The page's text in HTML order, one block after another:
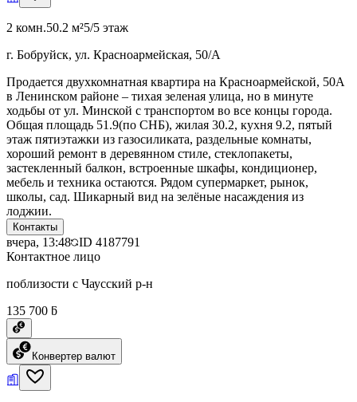
2 комн.50.2 м²5/5 этаж
г. Бобруйск, ул. Красноармейская, 50/А
Продается двухкомнатная квартира на Красноармейской, 50А
в Ленинском районе – тихая зеленая улица, но в минуте
ходьбы от ул. Минской с транспортом во все концы города.
Общая площадь 51.9(по СНБ), жилая 30.2, кухня 9.2, пятый
этаж пятиэтажки из газосиликата, раздельные комнаты,
хороший ремонт в деревянном стиле, стеклопакеты,
застекленный балкон, встроенные шкафы, кондиционер,
мебель и техника остаются. Рядом супермаркет, рынок,
школы, сад. Шикарный вид на зелёные насаждения из
лоджии.
Контакты
вчера, 13:48 ID 4187791
Контактное лицо
поблизости с Чаусский р-н
135 700 ƃ
Конвертер валют